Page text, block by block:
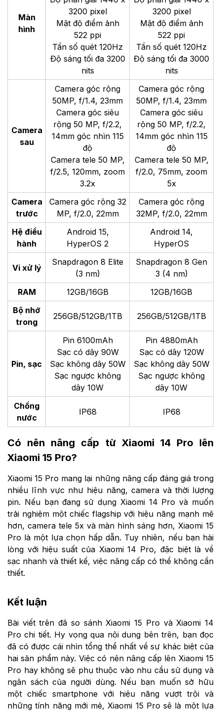
Màn
hình
3200 pixel
Mật độ điểm ảnh
522 ppi
Tần số quét 120Hz
Độ sáng tối đa 3200
nits
3200 pixel
Mật độ điểm ảnh
522 ppi
Tần số quét 120Hz
Độ sáng tối đa 3000
nits
Camera
sau
Camera góc rộng
50MP, f/1.4, 23mm
Camera góc siêu
rộng 50 MP, f/2.2,
14mm góc nhìn 115
độ
Camera tele 50 MP,
f/2.5, 120mm, zoom
3.2x
Camera góc rộng
50MP, f/1.4, 23mm
Camera góc siêu
rộng 50 MP, f/2.2,
14mm góc nhìn 115
độ
Camera tele 50 MP,
f/2.0, 75mm, zoom
5x
Camera
trước
Camera góc rộng 32
MP, f/2.0, 22mm
Camera góc rộng
32MP, f/2.0, 22mm
Hệ điều
hành
Android 15,
HyperOS 2
Android 14,
HyperOS
Vi xử lý
Snapdragon 8 Elite
(3 nm)
Snapdragon 8 Gen
3 (4 nm)
RAM
12GB/16GB
12GB/16GB
Bộ nhớ
trong
256GB/512GB/1TB 256GB/512GB/1TB
Pin, sạc
Pin 6100mAh
Sạc có dây 90W
Sạc không dây 50W
Sạc ngược không
dây 10W
Pin 4880mAh
Sạc có dây 120W
Sạc không dây 50W
Sạc ngược không
dây 10W
Chống
nước
IP68 IP68
Có nên nâng cấp từ Xiaomi 14 Pro lên
Xiaomi 15 Pro?
Xiaomi 15 Pro mang lại những nâng cấp đáng giá trong
nhiều lĩnh vực như hiệu năng, camera và thời lượng
pin. Nếu bạn đang sử dụng Xiaomi 14 Pro và muốn
trải nghiệm một chiếc flagship với hiệu năng mạnh mẽ
hơn, camera tele 5x và màn hình sáng hơn, Xiaomi 15
Pro là một lựa chọn hấp dẫn. Tuy nhiên, nếu bạn hài
lòng với hiệu suất của Xiaomi 14 Pro, đặc biệt là về
sạc nhanh và thiết kế, việc nâng cấp có thể không cần
thiết.
Kết luận
Bài viết trên đã so sánh Xiaomi 15 Pro và Xiaomi 14
Pro chi tiết. Hy vọng qua nội dung bên trên, bạn đọc
đã có được cái nhìn tổng thể nhất về sự khác biệt của
hai sản phẩm này. Việc có nên nâng cấp lên Xiaomi 15
Pro hay không sẽ phụ thuộc vào nhu cầu sử dụng và
ngân sách của người dùng. Nếu bạn muốn sở hữu
một chiếc smartphone với hiệu năng vượt trội và
những tính năng mới mẻ, Xiaomi 15 Pro sẽ là một lựa